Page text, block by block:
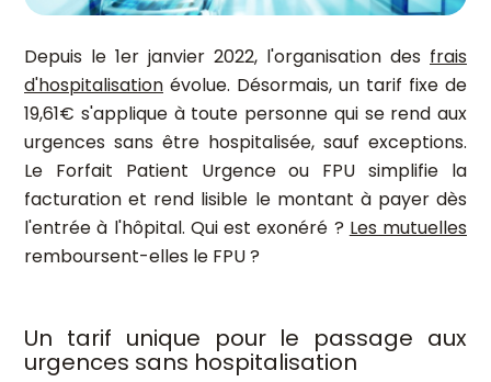
Depuis le 1er janvier 2022, l'organisation des frais
d'hospitalisation évolue. Désormais, un tarif fixe de
19,61€ s'applique à toute personne qui se rend aux
urgences sans être hospitalisée, sauf exceptions.
Le Forfait Patient Urgence ou FPU simplifie la
facturation et rend lisible le montant à payer dès
l'entrée à l'hôpital. Qui est exonéré ? Les mutuelles
remboursent-elles le FPU ?
Un tarif unique pour le passage aux
urgences sans hospitalisation